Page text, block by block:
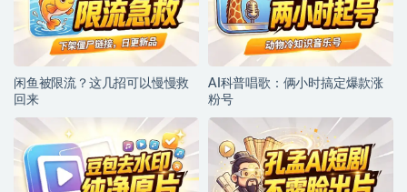
闲鱼被限流？这几招可以慢慢救
回来
AI科普唱歌：俩小时搞定爆款涨
粉号